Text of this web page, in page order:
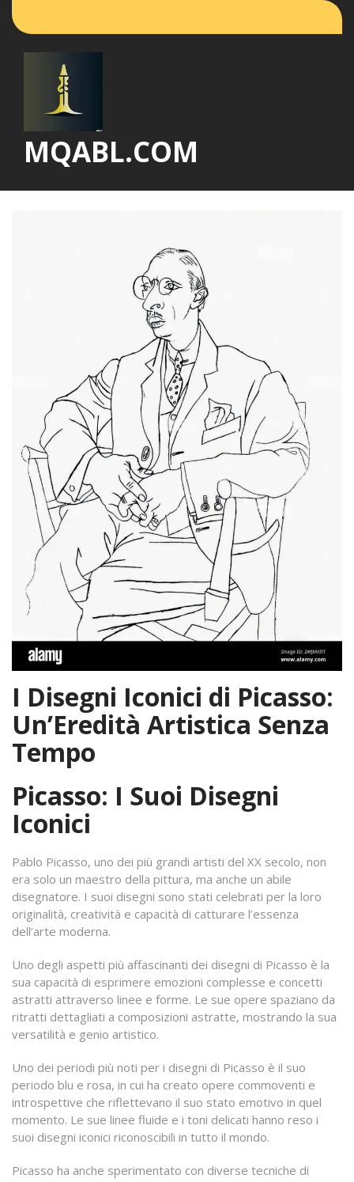
MQABL.COM
I Disegni Iconici di Picasso:
Un’Eredità Artistica Senza
Tempo
Picasso: I Suoi Disegni
Iconici
Pablo Picasso, uno dei più grandi artisti del XX secolo, non
era solo un maestro della pittura, ma anche un abile
disegnatore. I suoi disegni sono stati celebrati per la loro
originalità, creatività e capacità di catturare l’essenza
dell’arte moderna.
Uno degli aspetti più affascinanti dei disegni di Picasso è la
sua capacità di esprimere emozioni complesse e concetti
astratti attraverso linee e forme. Le sue opere spaziano da
ritratti dettagliati a composizioni astratte, mostrando la sua
versatilità e genio artistico.
Uno dei periodi più noti per i disegni di Picasso è il suo
periodo blu e rosa, in cui ha creato opere commoventi e
introspettive che riflettevano il suo stato emotivo in quel
momento. Le sue linee fluide e i toni delicati hanno reso i
suoi disegni iconici riconoscibili in tutto il mondo.
Picasso ha anche sperimentato con diverse tecniche di